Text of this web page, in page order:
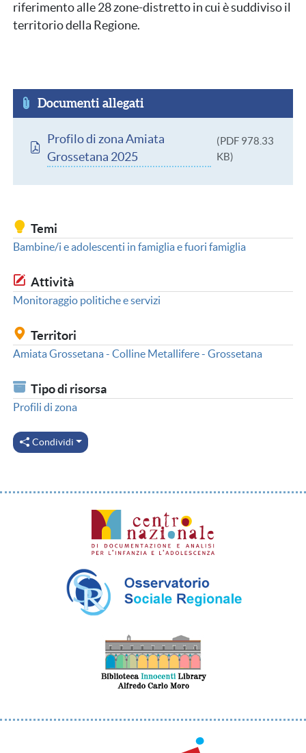
riferimento alle 28 zone-distretto in cui è suddiviso il
territorio della Regione.
Documenti allegati
Documento
Profilo di zona Amiata
Grossetana 2025
(PDF 978.33
KB)
Temi
Bambine/i e adolescenti in famiglia e fuori famiglia
Attività
Monitoraggio politiche e servizi
Territori
Amiata Grossetana - Colline Metallifere - Grossetana
Tipo di risorsa
Profili di zona
Condividi